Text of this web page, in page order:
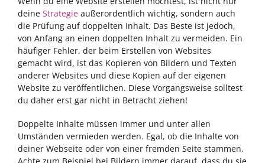
deine Strategie außerordentlich wichtig, sondern auch
die Prüfung auf doppelten Inhalt. Das Beste ist jedoch,
von Anfang an einen doppelten Inhalt zu vermeiden. Ein
häufiger Fehler, der beim Erstellen von Websites
gemacht wird, ist das Kopieren von Bildern und Texten
anderer Websites und diese Kopien auf der eigenen
Website zu veröffentlichen. Diese Vorgangsweise solltest
du daher erst gar nicht in Betracht ziehen!
Doppelte Inhalte müssen immer und unter allen
Umständen vermieden werden. Egal, ob die Inhalte von
deiner Webseite oder von einer fremden Seite stammen.